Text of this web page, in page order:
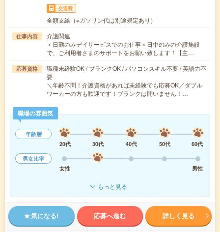
交通費
全額支給（※ガソリン代は別途規定あり）
仕事内容
介護関連
＜日勤のみデイサービスでのお仕事＞日中のみの介護施設
で、ご利用者さまのサポートをお願い致します！【主…
応募資格
職種未経験OK / ブランクOK / パソコンスキル不要 / 英語力不
要
＼年齢不問！介護資格があれば未経験でも応募OK／ダブル
ワーカーの方も歓迎です！ブランクは問いません！…
職場の雰囲気
年齢層
20代
30代 40代 50代
60代
男女比率
女性
男性
もっと見る
気になる! 応募へ進む 詳しく見る